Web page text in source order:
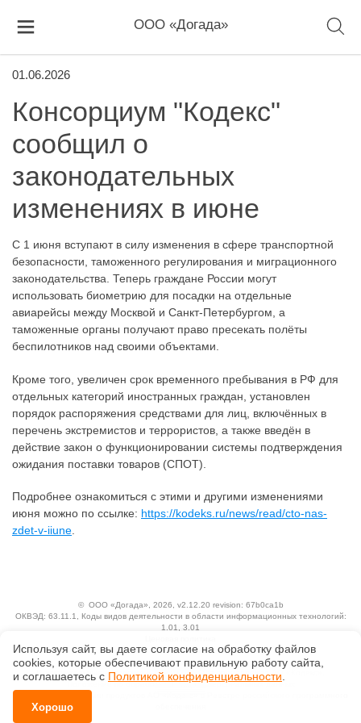
ООО «Догада»
01.06.2026
Консорциум "Кодекс"
сообщил о
законодательных
изменениях в июне
С 1 июня вступают в силу изменения в сфере транспортной
безопасности, таможенного регулирования и миграционного
законодательства. Теперь граждане России могут
использовать биометрию для посадки на отдельные
авиарейсы между Москвой и Санкт-Петербургом, а
таможенные органы получают право пресекать полёты
беспилотников над своими объектами.
Кроме того, увеличен срок временного пребывания в РФ для
отдельных категорий иностранных граждан, установлен
порядок распоряжения средствами для лиц, включённых в
перечень экстремистов и террористов, а также введён в
действие закон о функционировании системы подтверждения
ожидания поставки товаров (СПОТ).
Подробнее ознакомиться с этими и другими изменениями
июня можно по ссылке: https://kodeks.ru/news/read/cto-nas-
zdet-v-iiune
© ООО «Догада» , 2026, v2.12.20 revision: 67b0ca1b
ОКВЭД: 63.11.1, Коды видов деятельности в области информационных технологий:
1.01, 3.01
Технологии
Исключительные авторские и смежные права принадлежат АО «Кодекс».
Положение по обработке и защите персональных данных
Справка о регистрации продуктов АО «Кодекс» в Реестре российского программного
Используя сайт, вы даете согласие на обработку файлов
сооkiеs, которые обеспечивают правильную работу сайта,
и соглашаетесь с Политикой конфиденциальности.
Хорошо